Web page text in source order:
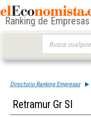
Ranking de Empresas
Directorio Ranking Empresas
Retramur Gr Sl